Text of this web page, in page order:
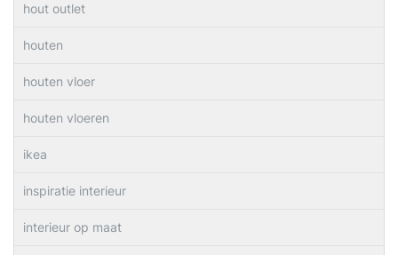
hout outlet
houten
houten vloer
houten vloeren
ikea
inspiratie interieur
interieur op maat